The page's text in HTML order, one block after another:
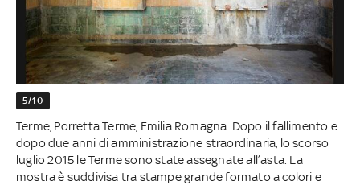
5/10
Terme, Porretta Terme, Emilia Romagna. Dopo il fallimento e
dopo due anni di amministrazione straordinaria, lo scorso
luglio 2015 le Terme sono state assegnate all’asta. La
mostra è suddivisa tra stampe grande formato a colori e